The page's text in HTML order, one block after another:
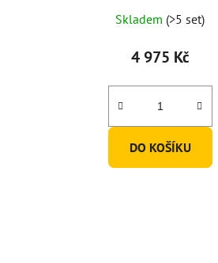
Skladem (>5 set)
4 975 Kč
DO KOŠÍKU